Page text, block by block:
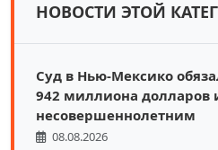
НОВОСТИ ЭТОЙ
Суд в Нью-Мексико
942 миллиона долларов
несовершеннолетним
08.08.2026